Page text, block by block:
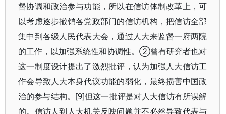
督协调和政治参与功能，所以在信访体制改革上，可
以考虑逐步撤销各党政部门的信访机构，把信访全部
集中到各级人民代表大会，通过人大来监督一府两院
的工作，以加强系统性和协调性。②曾有研究者也对
这一制度设计提出了激烈批评，认为加强人大信访工
作会导致人大本身代议功能的弱化，最终损害中国政
治的参与结构。[9]但这一批评是对人大信访有所误解
的。信访人到人大机关反映问题并不必然导致代表与